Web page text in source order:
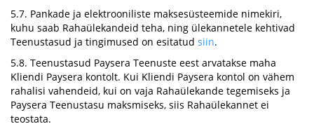
5.7. Pankade ja elektrooniliste maksesüsteemide nimekiri,
kuhu saab Rahaülekandeid teha, ning ülekannetele kehtivad
Teenustasud ja tingimused on esitatud siin.
5.8. Teenustasud Paysera Teenuste eest arvatakse maha
Kliendi Paysera kontolt. Kui Kliendi Paysera kontol on vähem
rahalisi vahendeid, kui on vaja Rahaülekande tegemiseks ja
Paysera Teenustasu maksmiseks, siis Rahaülekannet ei
teostata.